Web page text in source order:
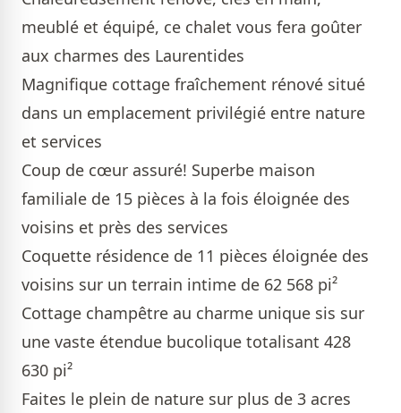
meublé et équipé, ce chalet vous fera goûter
aux charmes des Laurentides
Magnifique cottage fraîchement rénové situé
dans un emplacement privilégié entre nature
et services
Coup de cœur assuré! Superbe maison
familiale de 15 pièces à la fois éloignée des
voisins et près des services
Coquette résidence de 11 pièces éloignée des
voisins sur un terrain intime de 62 568 pi²
Cottage champêtre au charme unique sis sur
une vaste étendue bucolique totalisant 428
630 pi²
Faites le plein de nature sur plus de 3 acres